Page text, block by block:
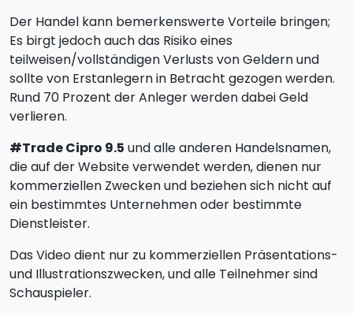
Der Handel kann bemerkenswerte Vorteile bringen;
Es birgt jedoch auch das Risiko eines
teilweisen/vollständigen Verlusts von Geldern und
sollte von Erstanlegern in Betracht gezogen werden.
Rund 70 Prozent der Anleger werden dabei Geld
verlieren.
#Trade Cipro 9.5 und alle anderen Handelsnamen,
die auf der Website verwendet werden, dienen nur
kommerziellen Zwecken und beziehen sich nicht auf
ein bestimmtes Unternehmen oder bestimmte
Dienstleister.
Das Video dient nur zu kommerziellen Präsentations-
und Illustrationszwecken, und alle Teilnehmer sind
Schauspieler.